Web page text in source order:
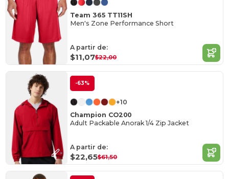
Team 365 TT11SH
Men's Zone Performance Short
A partir de:
$11,07$22,00
-63%
+10
Champion CO200
Adult Packable Anorak 1/4 Zip Jacket
A partir de:
$22,65$61,50